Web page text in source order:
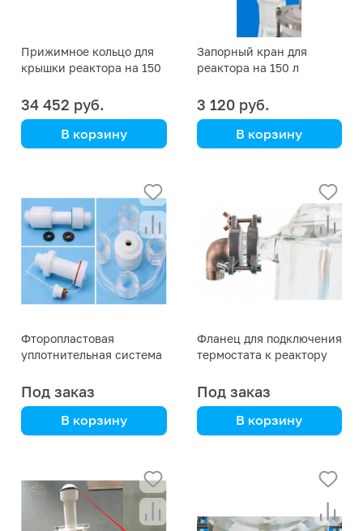
Прижимное кольцо для
крышки реактора на 150
34 452 руб.
В корзину
Запорный кран для
реактора на 150 л
3 120 руб.
В корзину
Фторопластовая
уплотнительная система
реактора 150 л
Под заказ
В корзину
Фланец для подключения
термостата к реактору
Под заказ
В корзину